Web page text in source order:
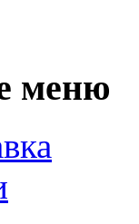
меню